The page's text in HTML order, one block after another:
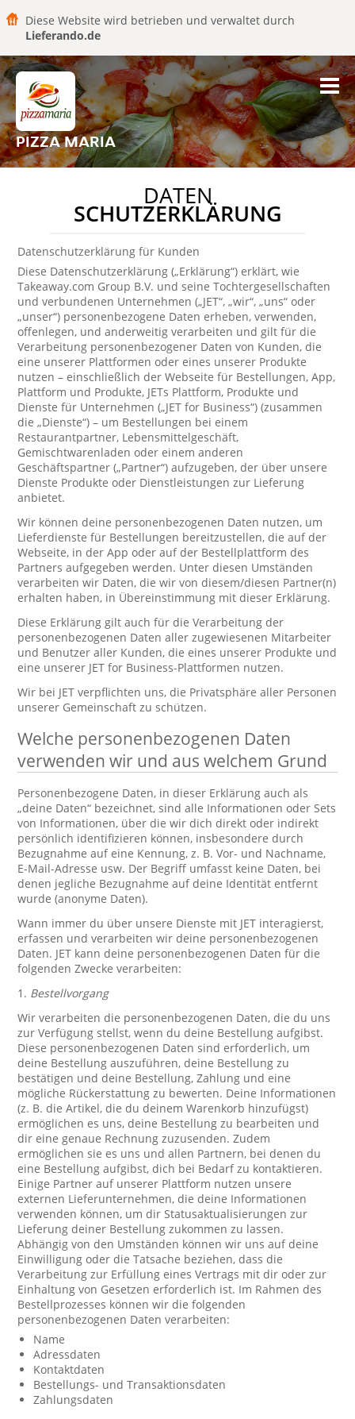
Diese Website wird betrieben und verwaltet durch
Lieferando.de
PIZZA MARIA
DATEN
SCHUTZERKLÄRUNG
Datenschutzerklärung für Kunden
Diese Datenschutzerklärung („Erklärung“) erklärt, wie
Takeaway.com Group B.V. und seine Tochtergesellschaften
und verbundenen Unternehmen („JET“, „wir“, „uns“ oder
„unser“) personenbezogene Daten erheben, verwenden,
offenlegen, und anderweitig verarbeiten und gilt für die
Verarbeitung personenbezogener Daten von Kunden, die
eine unserer Plattformen oder eines unserer Produkte
nutzen – einschließlich der Webseite für Bestellungen, App,
Plattform und Produkte, JETs Plattform, Produkte und
Dienste für Unternehmen („JET for Business“) (zusammen
die „Dienste“) – um Bestellungen bei einem
Restaurantpartner, Lebensmittelgeschäft,
Gemischtwarenladen oder einem anderen
Geschäftspartner („Partner“) aufzugeben, der über unsere
Dienste Produkte oder Dienstleistungen zur Lieferung
anbietet.
Wir können deine personenbezogenen Daten nutzen, um
Lieferdienste für Bestellungen bereitzustellen, die auf der
Webseite, in der App oder auf der Bestellplattform des
Partners aufgegeben werden. Unter diesen Umständen
verarbeiten wir Daten, die wir von diesem/diesen Partner(n)
erhalten haben, in Übereinstimmung mit dieser Erklärung.
Diese Erklärung gilt auch für die Verarbeitung der
personenbezogenen Daten aller zugewiesenen Mitarbeiter
und Benutzer aller Kunden, die eines unserer Produkte und
eine unserer JET for Business-Plattformen nutzen.
Wir bei JET verpflichten uns, die Privatsphäre aller Personen
unserer Gemeinschaft zu schützen.
Welche personenbezogenen Daten
verwenden wir und aus welchem Grund
Personenbezogene Daten, in dieser Erklärung auch als
„deine Daten“ bezeichnet, sind alle Informationen oder Sets
von Informationen, über die wir dich direkt oder indirekt
persönlich identifizieren können, insbesondere durch
Bezugnahme auf eine Kennung, z. B. Vor- und Nachname,
E-Mail-Adresse usw. Der Begriff umfasst keine Daten, bei
denen jegliche Bezugnahme auf deine Identität entfernt
wurde (anonyme Daten).
Wann immer du über unsere Dienste mit JET interagierst,
erfassen und verarbeiten wir deine personenbezogenen
Daten. JET kann deine personenbezogenen Daten für die
folgenden Zwecke verarbeiten:
1. Bestellvorgang
Wir verarbeiten die personenbezogenen Daten, die du uns
zur Verfügung stellst, wenn du deine Bestellung aufgibst.
Diese personenbezogenen Daten sind erforderlich, um
deine Bestellung auszuführen, deine Bestellung zu
bestätigen und deine Bestellung, Zahlung und eine
mögliche Rückerstattung zu bewerten. Deine Informationen
(z. B. die Artikel, die du deinem Warenkorb hinzufügst)
ermöglichen es uns, deine Bestellung zu bearbeiten und
dir eine genaue Rechnung zuzusenden. Zudem
ermöglichen sie es uns und allen Partnern, bei denen du
eine Bestellung aufgibst, dich bei Bedarf zu kontaktieren.
Einige Partner auf unserer Plattform nutzen unsere
externen Lieferunternehmen, die deine Informationen
verwenden können, um dir Statusaktualisierungen zur
Lieferung deiner Bestellung zukommen zu lassen.
Abhängig von den Umständen können wir uns auf deine
Einwilligung oder die Tatsache beziehen, dass die
Verarbeitung zur Erfüllung eines Vertrags mit dir oder zur
Einhaltung von Gesetzen erforderlich ist. Im Rahmen des
Bestellprozesses können wir die folgenden
personenbezogenen Daten verarbeiten:
Name
Adressdaten
Kontaktdaten
Bestellungs- und Transaktionsdaten
Zahlungsdaten